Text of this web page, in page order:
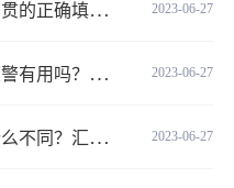
2023-06-27
么？-天天微动态
2023-06-27
进车该怎么投诉？
2023-06-27
什么不同？ 环球今热点